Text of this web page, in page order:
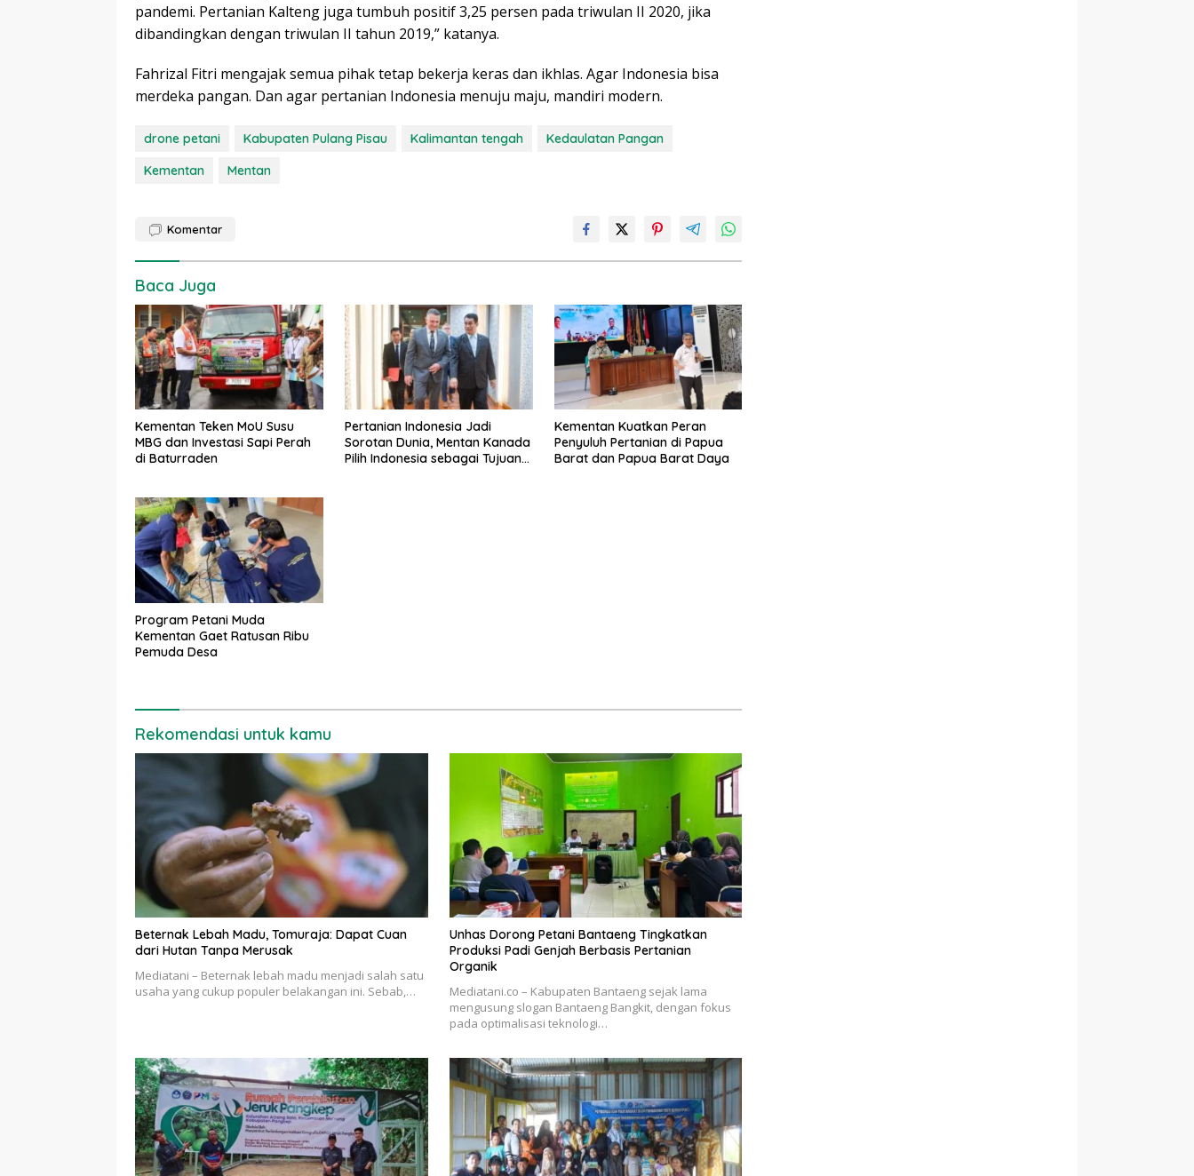
pandemi. Pertanian Kalteng juga tumbuh positif 3,25 persen pada triwulan II 2020, jika
dibandingkan dengan triwulan II tahun 2019,” katanya.
Fahrizal Fitri mengajak semua pihak tetap bekerja keras dan ikhlas. Agar Indonesia bisa
merdeka pangan. Dan agar pertanian Indonesia menuju maju, mandiri modern.
drone petani Kabupaten Pulang Pisau Kalimantan tengah
Kedaulatan Pangan
Kementan
Mentan
Komentar
Baca Juga
Kementan Teken MoU Susu
MBG dan Investasi Sapi Perah
di Baturraden
Pertanian Indonesia Jadi
Sorotan Dunia, Mentan Kanada
Pilih Indonesia sebagai Tujuan
Kementan Kuatkan Peran
Penyuluh Pertanian di Papua
Barat dan Papua Barat Daya
Program Petani Muda
Kementan Gaet Ratusan Ribu
Pemuda Desa
Rekomendasi untuk kamu
Beternak Lebah Madu, Tomuraja: Dapat Cuan
dari Hutan Tanpa Merusak
Mediatani – Beternak lebah madu menjadi salah satu
usaha yang cukup populer belakangan ini. Sebab,…
Unhas Dorong Petani Bantaeng Tingkatkan
Produksi Padi Genjah Berbasis Pertanian
Organik
Mediatani.co – Kabupaten Bantaeng sejak lama
mengusung slogan Bantaeng Bangkit, dengan fokus
pada optimalisasi teknologi…